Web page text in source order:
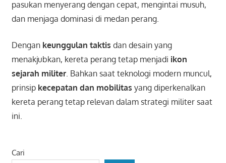
pasukan menyerang dengan cepat, mengintai musuh,
dan menjaga dominasi di medan perang.
Dengan keunggulan taktis dan desain yang
menakjubkan, kereta perang tetap menjadi ikon
sejarah militer. Bahkan saat teknologi modern muncul,
prinsip kecepatan dan mobilitas yang diperkenalkan
kereta perang tetap relevan dalam strategi militer saat
ini.
Cari